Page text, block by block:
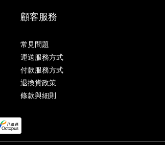
顧客服務
常見問題
運送服務方式
付款服務方式
退換貨政策
條款與細則